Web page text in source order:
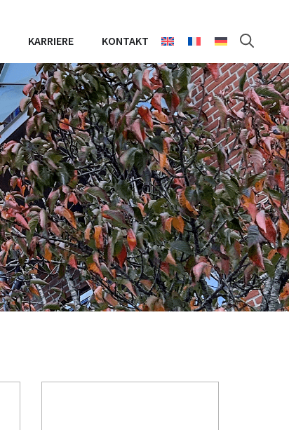
KARRIERE KONTAKT